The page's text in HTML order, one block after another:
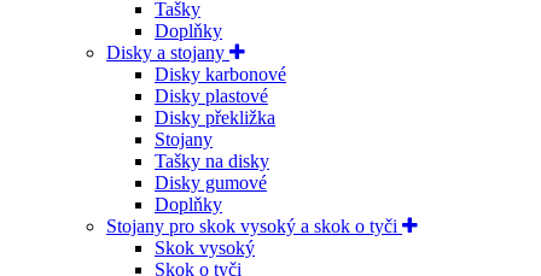
Tašky
Doplňky
Disky a stojany
Disky karbonové
Disky plastové
Disky překližka
Stojany
Tašky na disky
Disky gumové
Doplňky
Stojany pro skok vysoký a skok o tyči
Skok vysoký
Skok o tyči